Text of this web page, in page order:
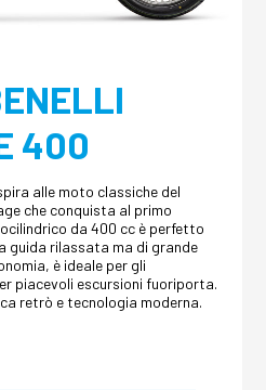
400
alle moto classiche del
che conquista al primo
da 400 cc è perfetto
guida rilassata ma di grande
è ideale per gli
piacevoli escursioni fuoriporta.
retrò e tecnologia moderna.